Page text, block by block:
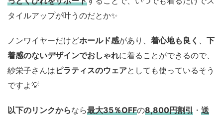
タイルアップが叶うのだとか✨
ノンワイヤーだけどホールド感があり、 着心地も良く
下
着感のないデザインでおしゃれに着ることができるので、
紗栄子さんは ピラティスのウェアとしても使っているそう
ですよ💡
以下のリンクからなら最大35％OFFの8,800円割引 ・ 送